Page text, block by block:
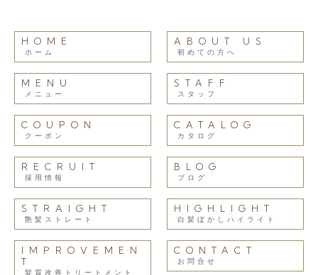
HOME
ホーム
ABOUT US
初めての方へ
MENU
メニュー
STAFF
スタッフ
COUPON
クーポン
CATALOG
カタログ
RECRUIT
採用情報
BLOG
ブログ
STRAIGHT
艶髪ストレート
HIGHLIGHT
白髪ぼかしハイライト
IMPROVEMEN
T
髪質改善トリートメント
CONTACT
お問合せ